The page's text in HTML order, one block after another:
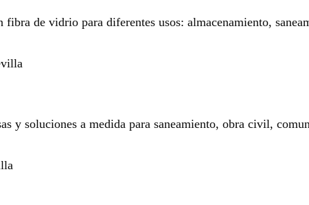
de vidrio para diferentes usos: almacenamiento,
y soluciones a medida para saneamiento, obra civil,